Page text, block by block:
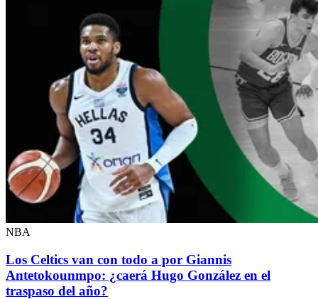
NBA
Los Celtics van con todo a por Giannis
Antetokounmpo: ¿caerá Hugo González en el
traspaso del año?